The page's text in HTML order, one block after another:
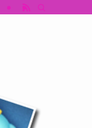
ツムツム攻略、ツムツ